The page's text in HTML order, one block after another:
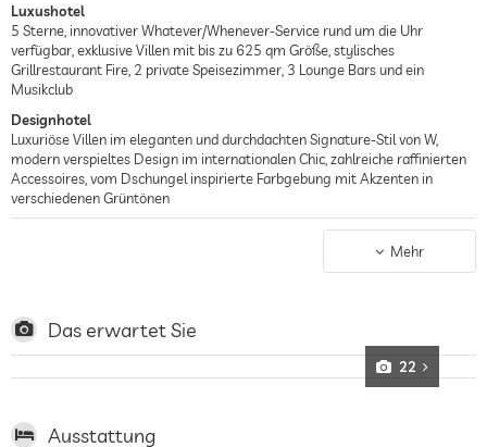
Luxushotel
5 Sterne, innovativer Whatever/Whenever-Service rund um die Uhr
verfügbar, exklusive Villen mit bis zu 625 qm Größe, stylisches
Grillrestaurant Fire, 2 private Speisezimmer, 3 Lounge Bars und ein
Musikclub
Designhotel
Luxuriöse Villen im eleganten und durchdachten Signature-Stil von W,
modern verspieltes Design im internationalen Chic, zahlreiche raffinierten
Accessoires, vom Dschungel inspirierte Farbgebung mit Akzenten in
verschiedenen Grüntönen
Wellnessbereich, Behandlungszimmer für Einzelpersonen und Paare,
Behandlungen für Gesicht und Körper, Hautpflege, Massagen, rund um die
umfasst 1.790 qm, inspiriert von der Form von Reisfeldern
Strandhotel
Hotel auf Bali, direkt am weißen Sandstrand von Syminyak
Mehr
Das erwartet Sie
22
Ausstattung